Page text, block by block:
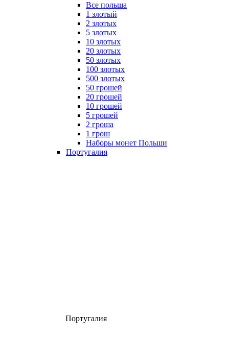
Все польша
1 злотый
2 злотых
5 злотых
10 злотых
20 злотых
50 злотых
100 злотых
500 злотых
50 грошей
20 грошей
10 грошей
5 грошей
2 гроша
1 грош
Наборы монет Польши
Португалия
Португалия